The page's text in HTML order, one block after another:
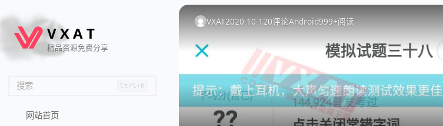
🙌
🐟
🏖️
VXA T
精品资源免费分享
搜索 Ctrl+K
网站首页
VXAT2020-10-120评论Android999+阅读